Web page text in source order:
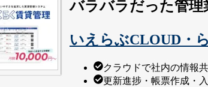
バラバラだった管理
いえらぶCLOUD・
クラウドで社内の情報
更新進捗・帳票作成・